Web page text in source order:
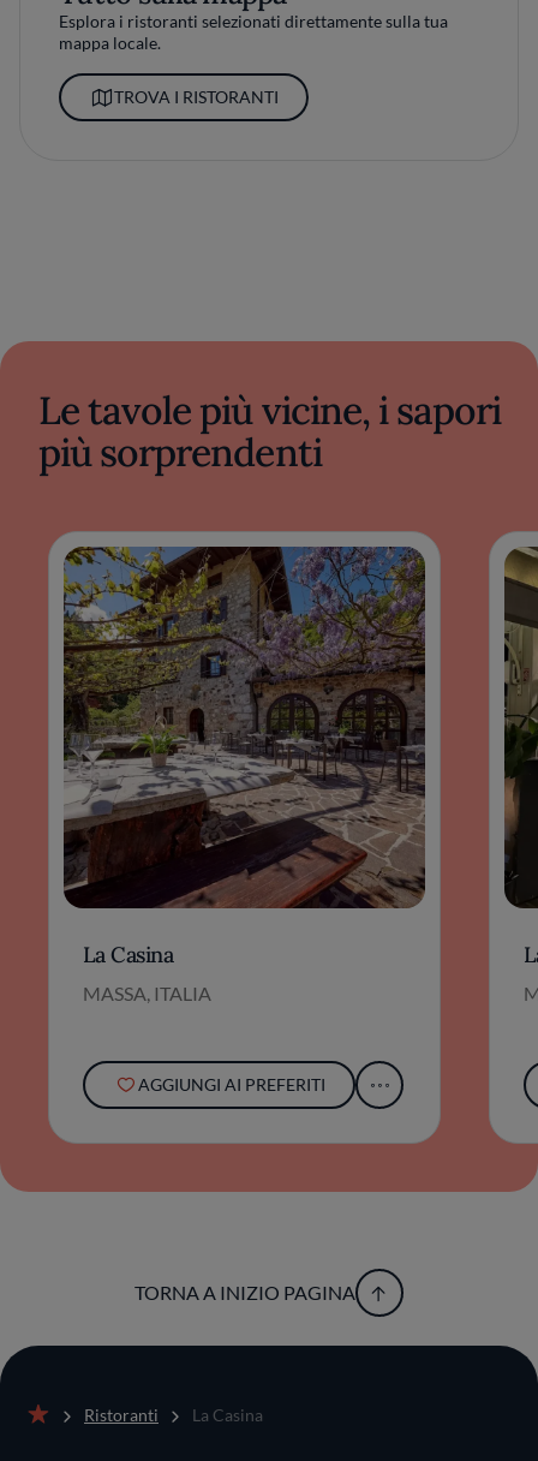
Esplora i ristoranti selezionati direttamente sulla tua
mappa locale.
TROVA I RISTORANTI
Le tavole più vicine, i sapori
più sorprendenti
La Casina
MASSA, ITALIA
AGGIUNGI AI PREFERITI
TORNA A INIZIO PAGINA
Ristoranti La Casina